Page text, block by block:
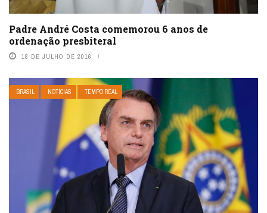
Padre André Costa comemorou 6 anos de
ordenação presbiteral
18 DE JULHO DE 2016
BRASIL NOTÍCIAS TEMPO REAL